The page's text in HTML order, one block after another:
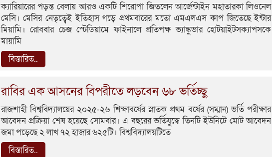
ক্যারিয়ারের পড়ন্ত বেলায় আরও একটি শিরোপা জিতলেন আর্জেন্টাইন মহাতারকা লিওনেল
মেসি। মেসির নেতৃত্বেই ইতিহাস গড়ে প্রথমবারের মতো এমএলএস কাপ জিতেছে ইন্টার
মিয়ামি। রোববার চেজ স্টেডিয়ামে ফাইনালে প্রতিপক্ষ ভ্যাঙ্কুভার হোটয়াইটসক্যাপসকে
মায়ামি
বিস্তারিত..
রাবির এক আসনের বিপরীতে লড়বেন ৬৮ ভর্তিচ্ছু
রাজশাহী বিশ্ববিদ্যালয়ের ২০২৫-২৬ শিক্ষাবর্ষের স্নাতক প্রথম বর্ষের (সম্মান) ভর্তি পরীক্ষার
আবেদন প্রক্রিয়া শেষ হয়েছে সোমবার। এ বছরের ভর্তিযুদ্ধে তিনটি ইউনিটে মোট আবেদন
জমা পড়েছে ২ লাখ ৭২ হাজার ৬২৫টি। বিশ্ববিদ্যালয়টিতে
বিস্তারিত..